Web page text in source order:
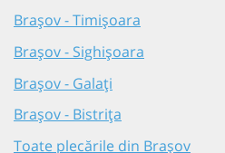
Brașov - Timișoara
Brașov - Sighișoara
Brașov - Galați
Brașov - Bistrița
Toate plecările din Brașov